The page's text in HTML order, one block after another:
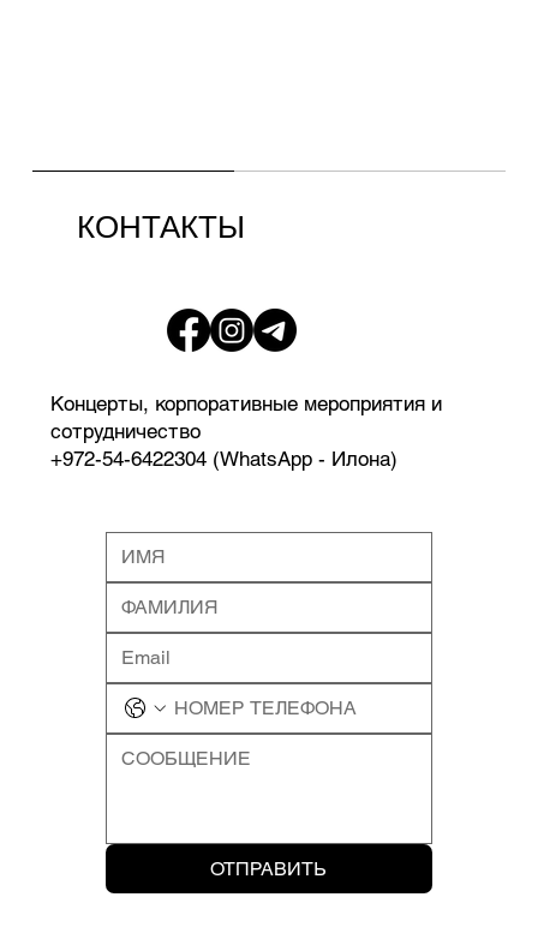
КОНТАКТЫ
Концерты, корпоративные мероприятия и
сотрудничество
+972-54-6422304 (WhatsApp - Илона)
ОТПРАВИТЬ